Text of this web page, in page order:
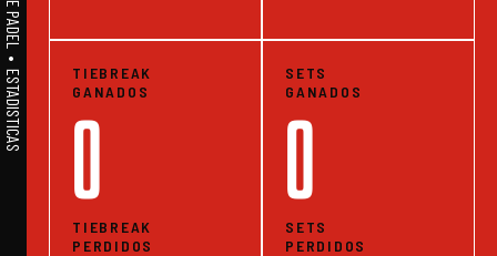
TIEBREAK
GANADOS
0
TIEBREAK
PERDIDOS
SETS
GANADOS
0
SETS
PERDIDOS